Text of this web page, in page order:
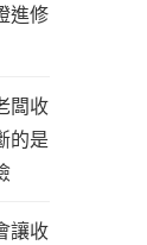
進修
闆收
的是
讓收